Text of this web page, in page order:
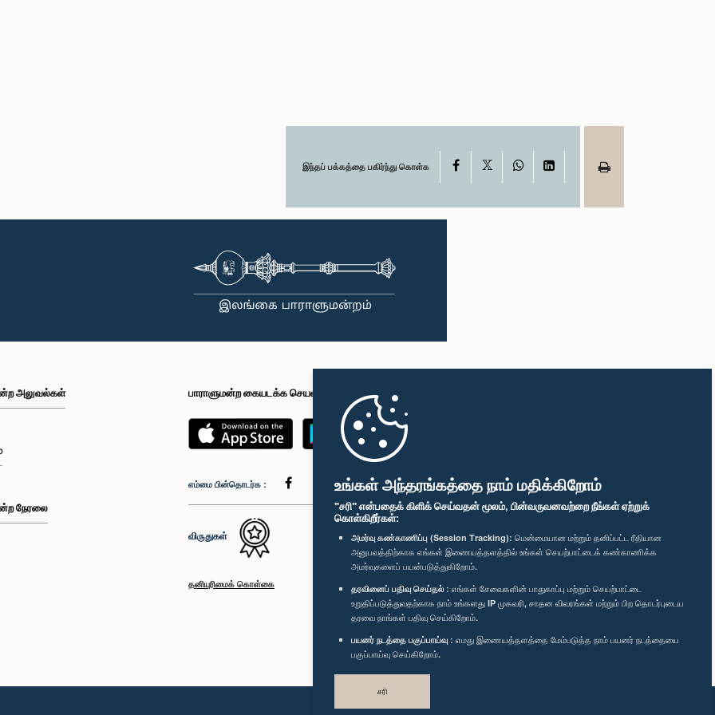
உங்கள் அந்தரங்கத்தை நாம் மதிக்கிறோம்
"சரி" என்பதைக் கிளிக் செய்வதன் மூலம், பின்வருவனவற்றை நீங்கள் ஏற்றுக்
கொள்கிறீர்கள்:
அமர்வு கண்காணிப்பு (Session Tracking): மென்மையான மற்றும் தனிப்பட்ட ரீதியான
அனுபவத்திற்காக எங்கள் இணையத்தளத்தில் உங்கள் செயற்பாட்டைக் கண்காணிக்க
அமர்வுகளைப் பயன்படுத்துகிறோம்.
தரவினைப் பதிவு செய்தல் : எங்கள் சேவைகளின் பாதுகாப்பு மற்றும் செயற்பாட்டை
உறுதிப்படுத்துவதற்காக நாம் உங்களது IP முகவரி, சாதன விவரங்கள் மற்றும் பிற தொடர்புடைய
தரவை நாங்கள் பதிவு செய்கிறோம்.
பயனர் நடத்தை பகுப்பாய்வு : எமது இணையத்தளத்தை மேம்படுத்த நாம் பயனர் நடத்தையை
பகுப்பாய்வு செய்கிறோம்.
சரி
இந்தப் பக்கத்தை பகிர்ந்து கொள்க Facebook WhatsAppLinkedIn
அலுவல்கள்
நேரலை
பாராளுமன்ற கையடக்க செயலி
எம்மை பின்தொடர்க :
விருதுகள்
தனியுரிமைக் கொள்கை